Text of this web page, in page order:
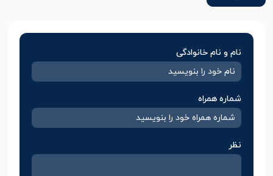
نام و نام خانوادگی
شماره همراه
نظر